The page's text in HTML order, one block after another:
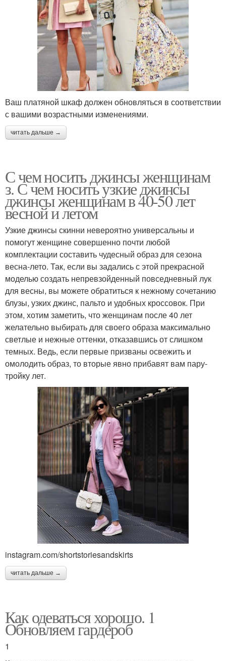
Ваш платяной шкаф должен обновляться в соответствии
с вашими возрастными изменениями.
читать дальше →
С чем носить джинсы женщинам
з. С чем носить узкие джинсы
джинсы женщинам в 40-50 лет
весной и летом
Узкие джинсы скинни невероятно универсальны и
помогут женщине совершенно почти любой
комплектации составить чудесный образ для сезона
весна-лето. Так, если вы задались с этой прекрасной
моделью создать непревзойденный повседневный лук
для весны, вы можете обратиться к нежному сочетанию
блузы, узких джинс, пальто и удобных кроссовок. При
этом, хотим заметить, что женщинам после 40 лет
желательно выбирать для своего образа максимально
светлые и нежные оттенки, отказавшись от слишком
темных. Ведь, если первые призваны освежить и
омолодить образ, то вторые явно прибавят вам пару-
тройку лет.
instagram.com/shortstoriesandskirts
читать дальше →
Как одеваться хорошо. 1
Обновляем гардероб
1